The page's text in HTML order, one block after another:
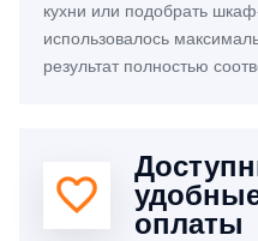
кухни или подобрать
использовалось
результат полностью
оплаты